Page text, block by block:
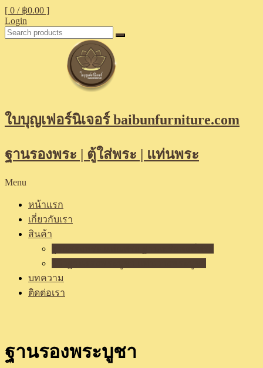
[ 0 / ฿0.00 ]
Login
ใบบุญเฟอร์นิเจอร์ baibunfurniture.com
ฐานรองพระ | ตู้ใส่พระ | แท่นพระ
Menu
หน้าแรก
เกี่ยวกับเรา
สินค้า
บทความ
ติดต่อเรา
ฐานรองพระบูชา